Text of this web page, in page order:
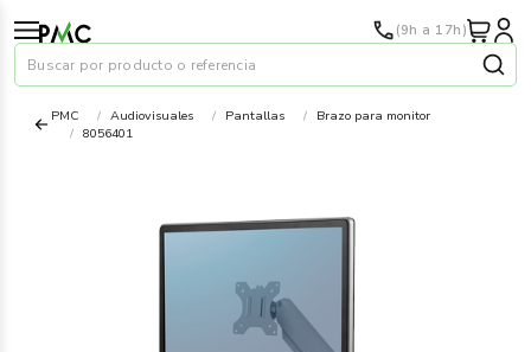
(9h a 17h)
Buscar por producto o referencia
PMC Audiovisuales Pantallas
Brazo para monitor
8056401